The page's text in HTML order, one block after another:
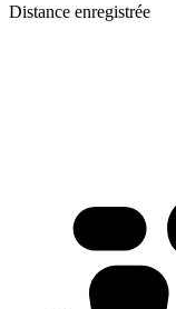
Distance enregistrée